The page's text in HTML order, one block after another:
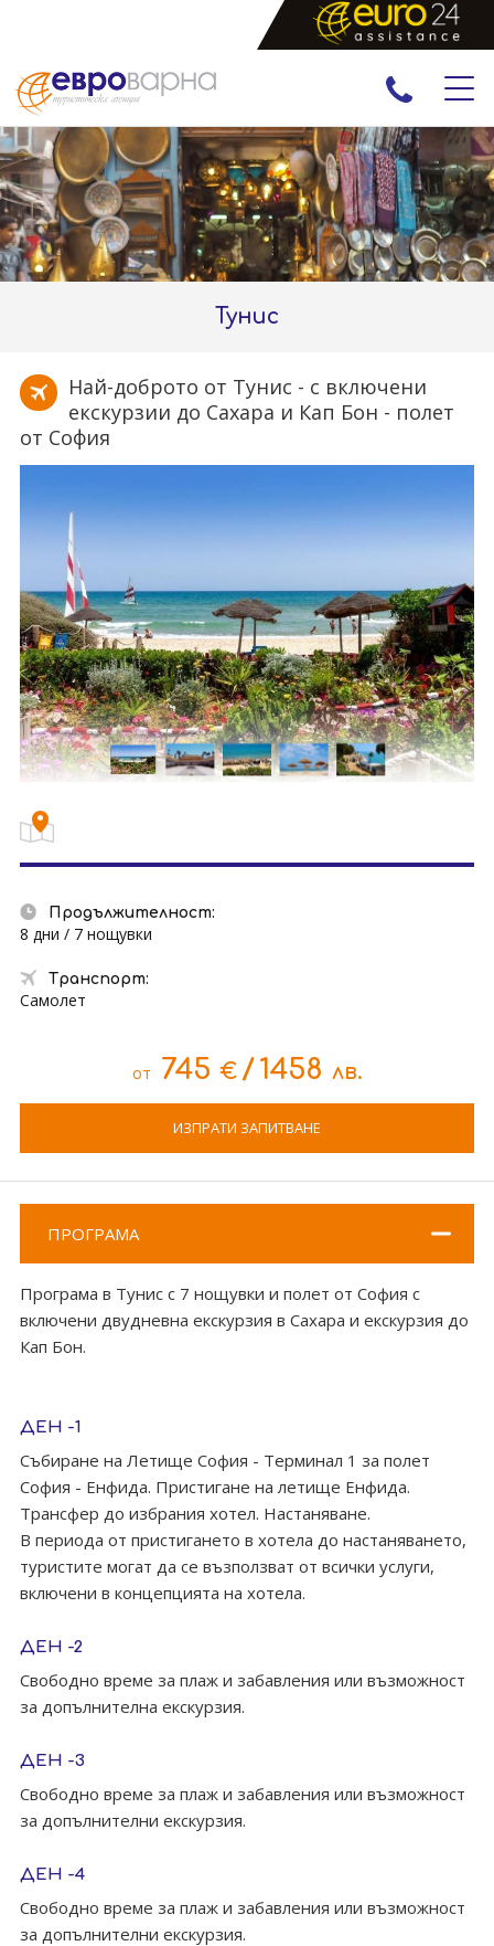
ПРАЗНИЦИ
ЕКСКУРЗИИ И ПОЧИВКИ
РАННИ ЗАПИСВАНИЯ
ЕКЗОТИКА
Тунис
Най-доброто от Тунис - с включени
екскурзии до Сахара и Кап Бон - полет
от София
Продължителност:
8 дни / 7 нощувки
Транспорт:
Самолет
от 745 € /1458 лв.
ИЗПРАТИ ЗАПИТВАНЕ
ПРОГРАМА
Програма в Тунис с 7 нощувки и полет от София с
включени двудневна екскурзия в Сахара и екскурзия до
Кап Бон.
ДЕН -1
Събиране на Летище София - Терминал 1 за полет
София - Енфида. Пристигане на летище Енфида.
Трансфер до избрания хотел. Настаняване.
В периода от пристигането в хотела до настаняването,
туристите могат да се възползват от всички услуги,
включени в концепцията на хотела.
ДЕН -2
Свободно време за плаж и забавления или възможност
за допълнителна екскурзия.
ДЕН -3
Свободно време за плаж и забавления или възможност
за допълнителни екскурзия.
ДЕН -4
Свободно време за плаж и забавления или възможност
за допълнителни екскурзия.